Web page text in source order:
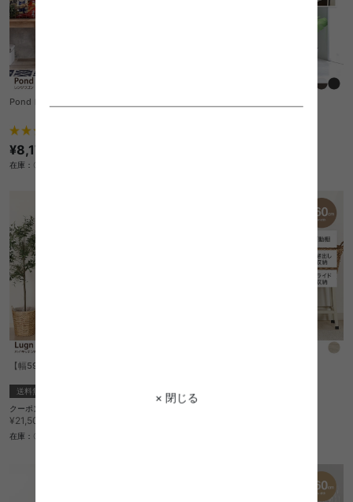
× 閉じる
Pond レンジワゴン
¥8,170
在庫：〇
【幅59cm】Lugn ハイキッチンボード
送料無料
クーポン利用で
¥21,500→
在庫：〇